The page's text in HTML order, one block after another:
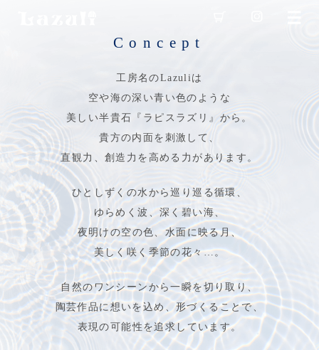
Concept
工房名のLazuliは
空や海の深い青い色のような
美しい半貴石『ラピスラズリ』から。
貴方の内面を刺激して、
直観力、創造力を高める力があります。
ひとしずくの水から巡り巡る循環、
ゆらめく波、深く碧い海、
夜明けの空の色、水面に映る月、
美しく咲く季節の花々…。
自然のワンシーンから一瞬を切り取り、
陶芸作品に想いを込め、形づくることで、
表現の可能性を追求しています。